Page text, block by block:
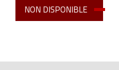
NON DISPONIBLE